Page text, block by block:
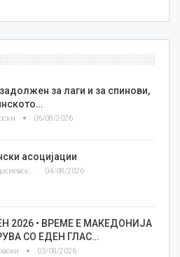
за лаги и за спинови,
06/08/2026
асоцијации
Златко Теодосиевски 04/08/2026
2026 • ВРЕМЕ Е МАКЕДОНИЈА
СО ЕДЕН ГЛАС…
03/08/2026